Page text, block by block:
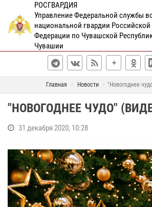
РОСГВАРДИЯ
Управление Федеральной службы
национальной гвардии Российской
Федерации по Чувашской
Чувашии
Главная Новости "Новогоднее
"НОВОГОДНЕЕ ЧУДО"
31 декабря 2020, 10:28